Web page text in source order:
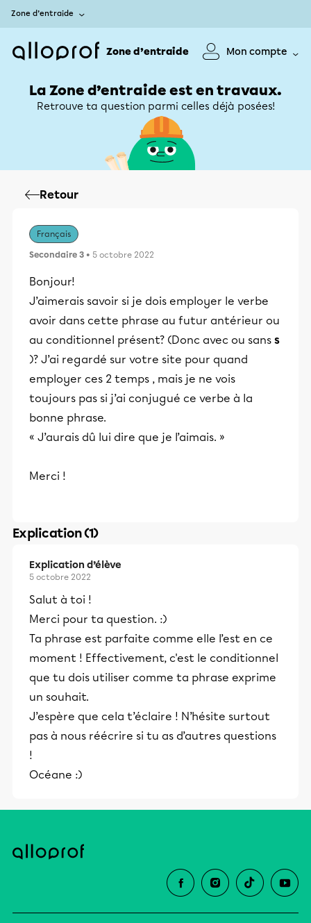
Zone d’entraide
Zone d’entraide Mon compte
La Zone d’entraide est en travaux.
Retrouve ta question parmi celles déjà posées!
Retour
Français
Secondaire 3 • 5 octobre 2022
Bonjour!
J’aimerais savoir si je dois employer le verbe
avoir dans cette phrase au futur antérieur ou
au conditionnel présent? (Donc avec ou sans s
)? J’ai regardé sur votre site pour quand
employer ces 2 temps , mais je ne vois
toujours pas si j’ai conjugué ce verbe à la
bonne phrase.
« J’aurais dû lui dire que je l’aimais. »
Merci !
Explication (1)
Explication d’élève
5 octobre 2022
Salut à toi !
Merci pour ta question. :)
Ta phrase est parfaite comme elle l’est en ce
moment ! Effectivement, c'est le conditionnel
que tu dois utiliser comme ta phrase exprime
un souhait.
J’espère que cela t’éclaire ! N’hésite surtout
pas à nous réécrire si tu as d’autres questions
!
Océane :)